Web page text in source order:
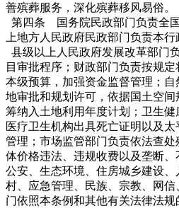
善殡葬服务，深化殡葬移风易俗。
第四条 国务院民政部门负责全
上地方人民政府民政部门负责本
县级以上人民政府发展改革部门
目审批程序；财政部门负责按规
本级预算，加强资金监督管理；
地审批和规划许可，依据国土空
筹纳入土地利用年度计划；卫生
医疗卫生机构出具死亡证明以及
管理；市场监管部门负责依法查
体价格违法、违规收费以及垄断、
公安、生态环境、住房城乡建设
村、应急管理、民族、宗教、网
门依照本条例和其他有关法律法